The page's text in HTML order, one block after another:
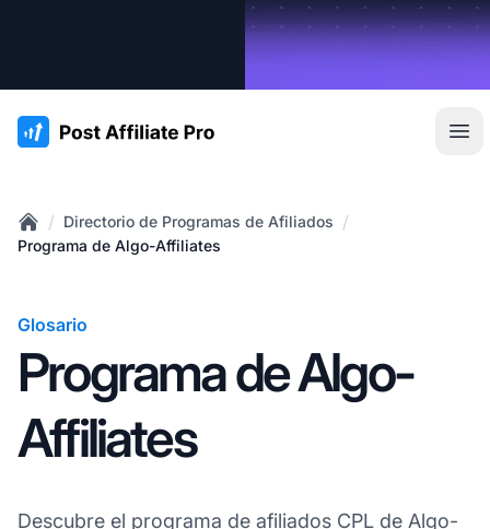
:site.title
Home
/ Directorio de Programas de Afiliados /
Programa de Algo-Affiliates
Glosario
Programa de Algo-
Affiliates
Descubre el programa de afiliados CPL de Algo-